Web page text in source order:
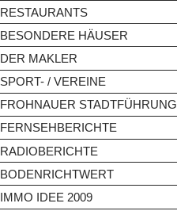
RESTAURANTS
BESONDERE HÄUSER
DER MAKLER
SPORT- / VEREINE
FROHNAUER STADTFÜHRUNG
FERNSEHBERICHTE
RADIOBERICHTE
BODENRICHTWERT
IMMO IDEE 2009